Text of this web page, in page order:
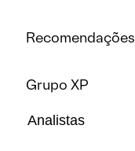
Recomendações
Grupo XP
Analistas